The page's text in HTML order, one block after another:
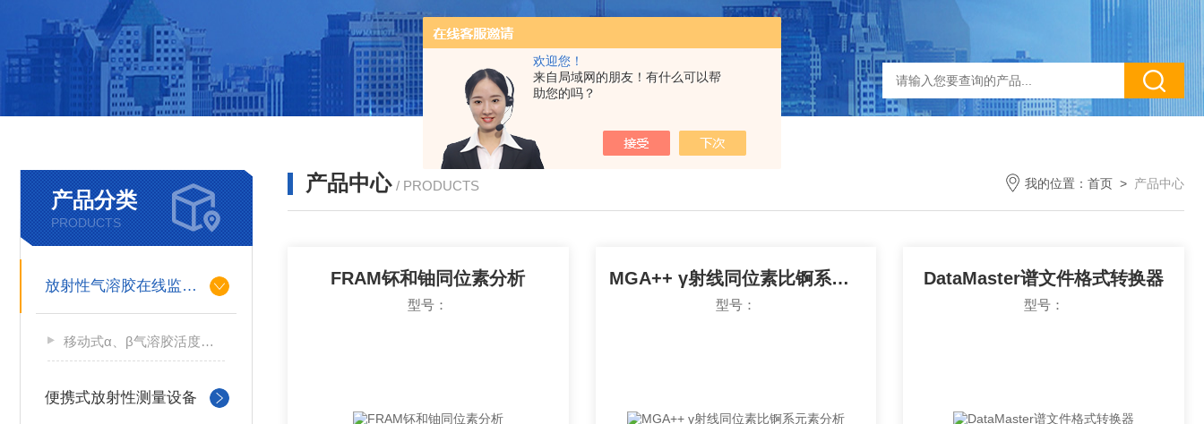
欢迎您！
来自局域网的朋友！有什么可以帮
助您的吗？
产品分类
PRODUCTS
放射性气溶胶在线监测仪
移动式α、β气溶胶活度测量仪
便携式放射性测量设备
产品中心 / PRODUCTS 我的位置： 首页 > 产品中心
FRAM钚和铀同位素分析
型号：
MGA++ γ射线同位素比锕系元素分析
型号：
DataMaster谱文件格式转换器
型号：